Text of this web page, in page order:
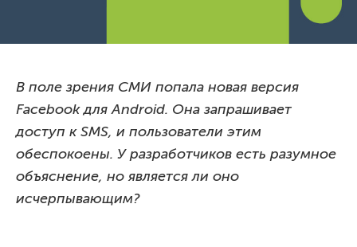
В поле зрения СМИ попала новая версия
Facebook дляAndroid. Она запрашивает
доступ кSMS, и пользователи этим
обеспокоены. У разработчиков есть разумное
объяснение, но является ли оно
исчерпывающим?